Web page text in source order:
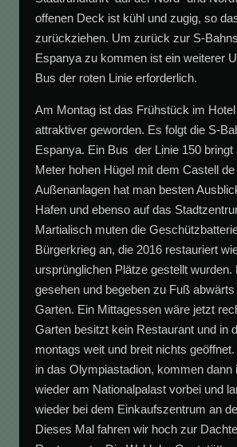
offenen Deck ist kühl und zugig, so
zurückziehen. Um zurück zur S-
Espanya zu kommen ist ein weiterer
Bus der roten Linie erforderlich.
Am Montag ist das Frühstück im
attraktiver geworden. Es folgt die S-
Espanya. Ein Bus der Linie 150
Meter hohen Hügel mit dem Castell
Außenanlagen hat man besten
Hafen und ebenso auf das
Martialisch muten die
Bürgerkrieg an, die 2016 restauriert
ursprünglichen Plätze gestellt wurden.
gesehen und begeben zu Fuß
Garten. Ein Mittagessen wäre jetzt
Garten besitzt kein Restaurant und in
montags weit und breit nichts
in das Olympiastadion, kommen dann
wieder am Nationalpalast vorbei und
wieder bei dem Einkaufszentrum an
Dieses Mal fahren wir hoch zur